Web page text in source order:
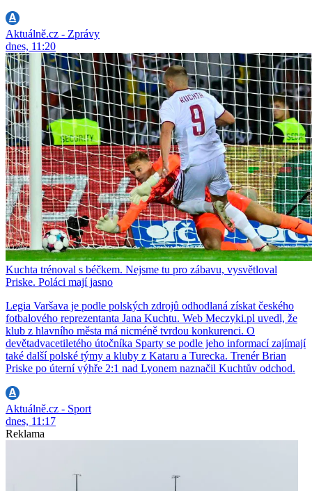
Aktuálně.cz - Zprávy
dnes, 11:20
Kuchta trénoval s béčkem. Nejsme tu pro zábavu, vysvětloval
Priske. Poláci mají jasno
Legia Varšava je podle polských zdrojů odhodlaná získat českého
fotbalového reprezentanta Jana Kuchtu. Web Meczyki.pl uvedl, že
klub z hlavního města má nicméně tvrdou konkurenci. O
devětadvacetiletého útočníka Sparty se podle jeho informací zajímají
také další polské týmy a kluby z Kataru a Turecka. Trenér Brian
Priske po úterní výhře 2:1 nad Lyonem naznačil Kuchtův odchod.
Aktuálně.cz - Sport
dnes, 11:17
Reklama